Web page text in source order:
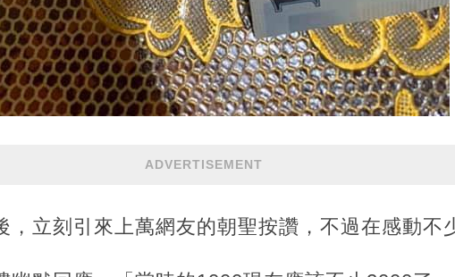
ADVERTISEMENT
，立刻引來上萬網友的朝聖按讚，不過在感動不